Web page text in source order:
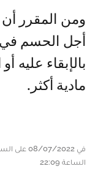
ومن المقرر أن
أجل الحسم في
بالإبقاء
مادية أكثر.
الساعة 22:09